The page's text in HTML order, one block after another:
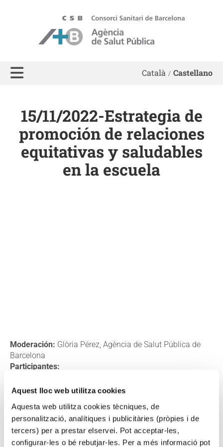
Aquest lloc web utilitza cookies
Aquesta web utilitza cookies tècniques, de
personalització, analítiques i publicitàries (pròpies i de
tercers) per a prestar elservei. Pot acceptar-les,
configurar-les o bé rebutjar-les. Per a més informació pot
Català Castellano
15/11/2022-Estrategia de
promoción de relaciones
equitativas y saludables
en la escuela
Moderación: Glòria Pérez, Agència de Salut Pública de
Barcelona
Participantes:
Caterina Clotas. Servicio de Prevención y Atención a las
Drogodependencias. Agència de Salut Pública de
Barcelona
Lluís Forcadell. Programa de Vigilancia, Control y
Prevención de la Covid. Agència de Salut Pública de
Barcelona